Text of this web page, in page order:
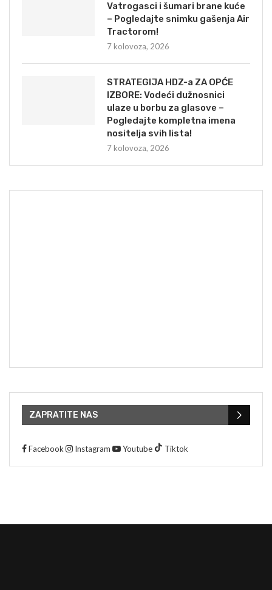
Vatrogasci i šumari brane kuće
– Pogledajte snimku gašenja Air
Tractorom!
7 kolovoza, 2026
STRATEGIJA HDZ-a ZA OPĆE
IZBORE: Vodeći dužnosnici
ulaze u borbu za glasove –
Pogledajte kompletna imena
nositelja svih lista!
7 kolovoza, 2026
ZAPRATITE NAS
Facebook Instagram Youtube Tiktok